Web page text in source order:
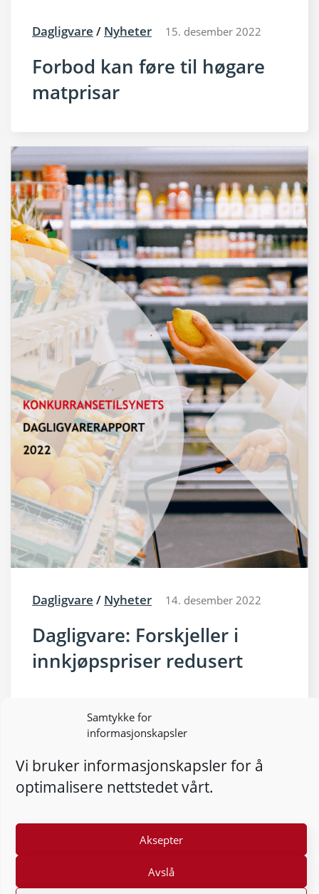
Samtykke for
informasjonskapsler
Vi bruker informasjonskapsler for å
optimalisere nettstedet vårt.
Aksepter
Avslå
Dagligvare / Nyheter 15. desember 2022
Forbod kan føre til høgare
matprisar
Dagligvare / Nyheter 14. desember 2022
Dagligvare: Forskjeller i
innkjøpspriser redusert